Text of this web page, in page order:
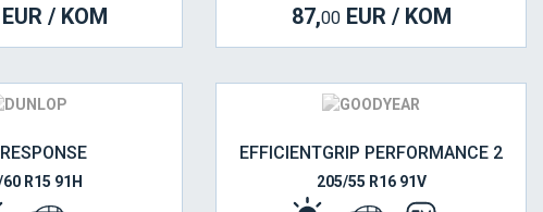
/ KOM 87,00EUR / KOM
R15 91H
EFFICIENTGRIP PERFORMANCE 2
205/55 R16 91V